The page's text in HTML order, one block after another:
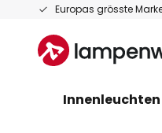
Europas grösste
Zum
springen
Innenleuchten